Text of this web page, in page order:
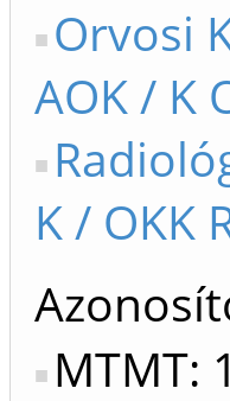
Orvosi
AOK / K
K / OKK
MTMT: